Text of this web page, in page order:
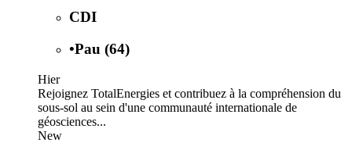
CDI
•Pau (64)
Hier
Rejoignez TotalEnergies et contribuez à la compréhension du
sous-sol au sein d'une communauté internationale de
géosciences...
New